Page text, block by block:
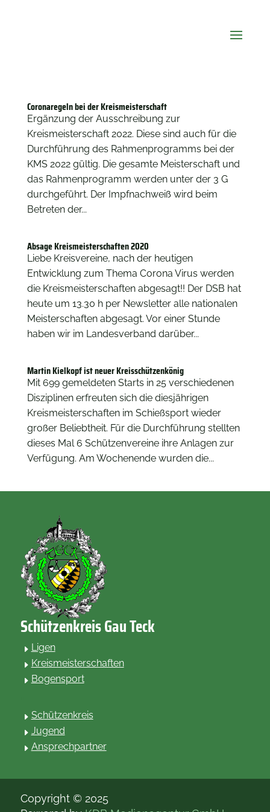
Coronaregeln bei der Kreismeisterschaft
Ergänzung der Ausschreibung zur
Kreismeisterschaft 2022. Diese sind auch für die
Durchführung des Rahmenprogramms bei der
KMS 2022 gültig. Die gesamte Meisterschaft und
das Rahmenprogramm werden unter der 3 G
durchgeführt. Der Impfnachweiß wird beim
Betreten der...
Absage Kreismeisterschaften 2020
Liebe Kreisvereine, nach der heutigen
Entwicklung zum Thema Corona Virus werden
die Kreismeisterschaften abgesagt!! Der DSB hat
heute um 13.30 h per Newsletter alle nationalen
Meisterschaften abgesagt. Vor einer Stunde
haben wir im Landesverband darüber...
Martin Kielkopf ist neuer Kreisschützenkönig
Mit 699 gemeldeten Starts in 25 verschiedenen
Disziplinen erfreuten sich die diesjährigen
Kreismeisterschaften im Schießsport wieder
großer Beliebtheit. Für die Durchführung stellten
dieses Mal 6 Schützenvereine ihre Anlagen zur
Verfügung. Am Wochenende wurden die...
Schützenkreis Gau Teck
ELigen
EKreismeisterschaften
EBogensport
ESchützenkreis
EJugend
EAnsprechpartner
Copyright © 2025